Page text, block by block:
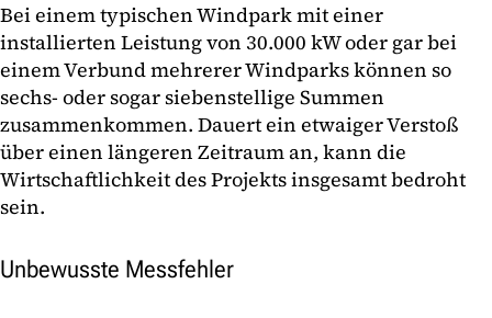
Bei einem typischen Windpark mit einer
installierten Leistung von 30.000 kW oder gar bei
einem Verbund mehrerer Windparks können so
sechs- oder sogar siebenstellige Summen
zusammenkommen. Dauert ein etwaiger Verstoß
über einen längeren Zeitraum an, kann die
Wirtschaftlichkeit des Projekts insgesamt bedroht
sein.
Unbewusste Messfehler